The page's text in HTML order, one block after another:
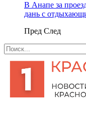
В Анапе за
дань с
Пред След